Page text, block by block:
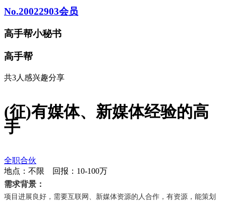
No.20022903会员
高手帮小秘书
高手帮
共3人感兴趣分享
(征)有媒体、新媒体经验的高
手
全职合伙
地点：不限
回报：10-100万
需求背景
项目进展良好，需要互联网、新媒体资源的人合作，有资源，能策划